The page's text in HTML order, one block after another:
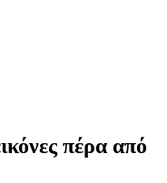
πέρα από